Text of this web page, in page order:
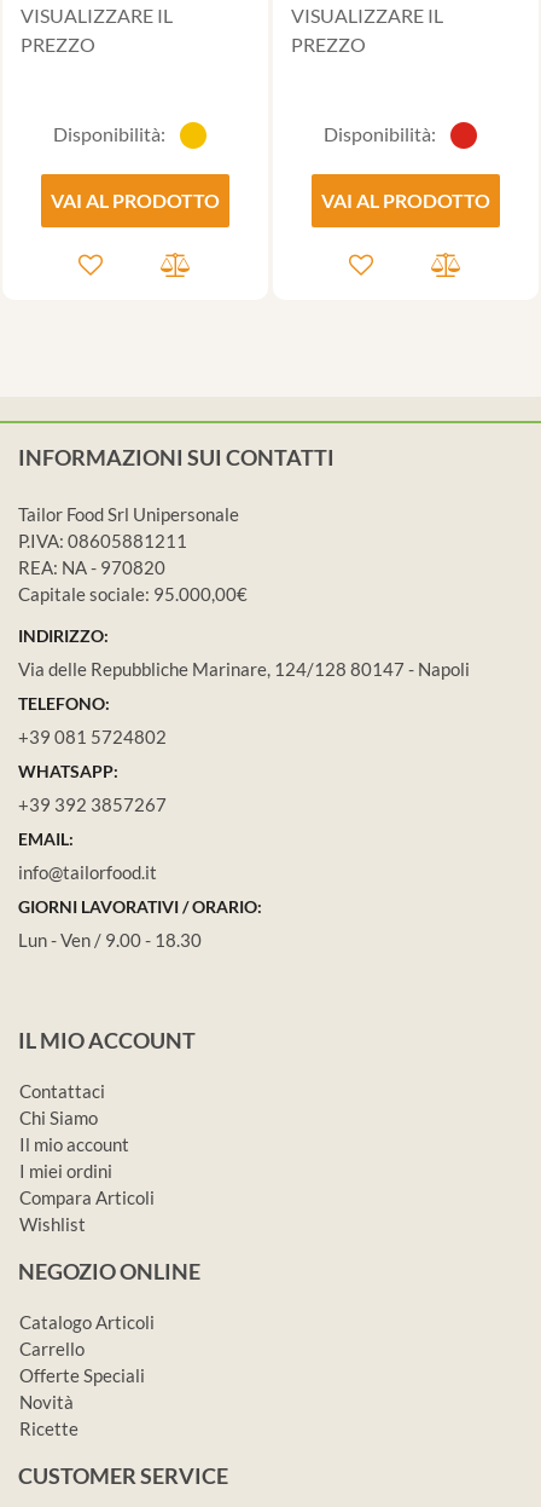
VISUALIZZARE IL
PREZZO
Disponibilità:
VAI AL PRODOTTO
VISUALIZZARE IL
PREZZO
Disponibilità:
VAI AL PRODOTTO
INFORMAZIONI SUI CONTATTI
Tailor Food Srl Unipersonale
P.IVA: 08605881211
REA: NA - 970820
Capitale sociale: 95.000,00€
INDIRIZZO:
Via delle Repubbliche Marinare, 124/128 80147 - Napoli
TELEFONO:
+39 081 5724802
WHATSAPP:
+39 392 3857267
EMAIL:
info@tailorfood.it
GIORNI LAVORATIVI / ORARIO:
Lun - Ven / 9.00 - 18.30
IL MIO ACCOUNT
Contattaci
Chi Siamo
Il mio account
I miei ordini
Compara Articoli
Wishlist
NEGOZIO ONLINE
Catalogo Articoli
Carrello
Offerte Speciali
Novità
Ricette
CUSTOMER SERVICE